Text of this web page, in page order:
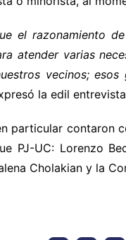
el razonamiento
atender varias
vecinos;
la edil
particular contaron
PJ-UC: Lorenzo
Cholakian y la